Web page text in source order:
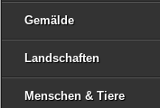
Gemälde
Landschaften
Menschen & Tiere